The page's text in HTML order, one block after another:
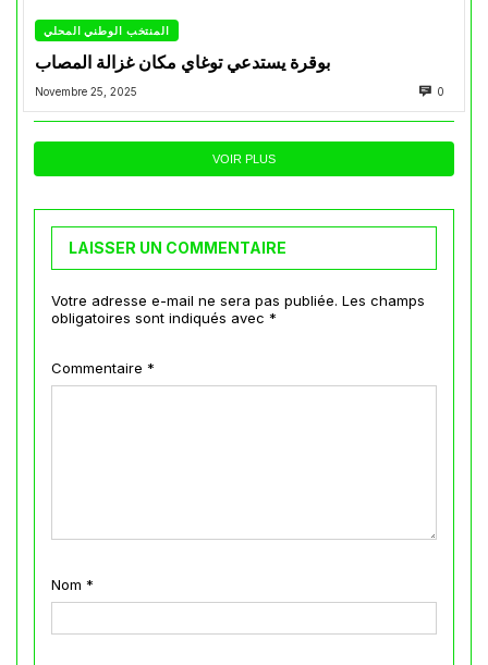
المنتخب الوطني المحلي
بوقرة يستدعي توغاي مكان غزالة المصاب
Novembre 25, 2025 0
VOIR PLUS
LAISSER UN COMMENTAIRE
Votre adresse e-mail ne sera pas publiée. Les champs
obligatoires sont indiqués avec *
Commentaire *
Nom *